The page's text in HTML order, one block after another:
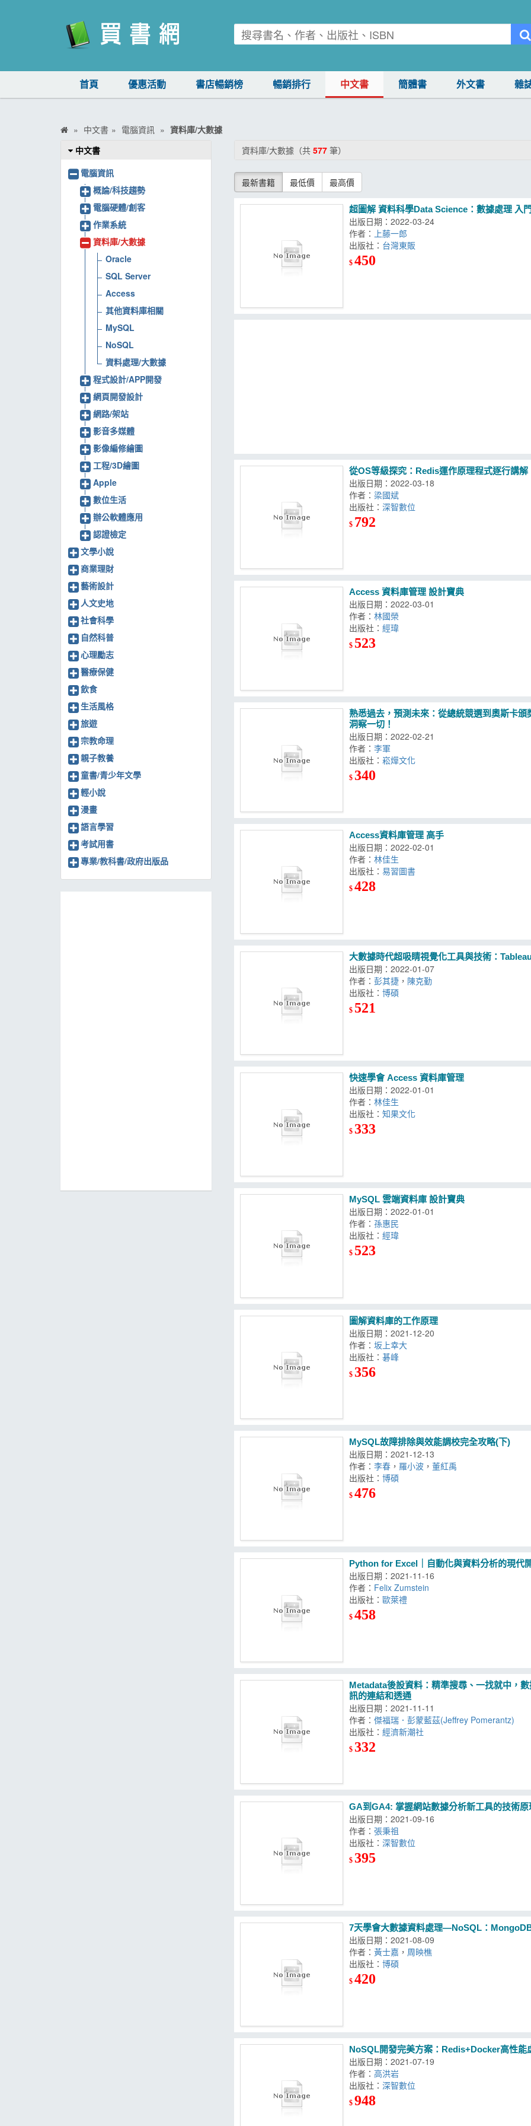
首頁 優惠活動 書店暢銷榜 暢銷排行 中文書 簡體書 外文書 雜
中文書 電腦資訊
資料庫/大數據
資料庫/大數據（共 577筆）
最新書籍 最低價 最高價
超圖解 資料科學Data Science：數據處理 入
出版日期：2022-03-24
作者： 上藤一郎
出版社：
$450
從OS等級探究：Redis運作原理程式逐行講解
出版日期：2022-03-18
作者：梁國斌
出版社：
$ 792
Access 資料庫管理 設計寶典
出版日期：2022-03-01
作者：林國榮
出版社：
$ 523
熟悉過去，預測未來：從總統競選到奧斯卡
洞察一切！
出版日期：2022-02-21
作者：李軍
出版社：
$ 340
Access資料庫管理 高手
出版日期：2022-02-01
作者：林佳生
出版社：
$428
大數據時代超吸睛視覺化工具與技術：
出版日期：2022-01-07
作者：彭其捷 ， 陳克勤
出版社：
$ 521
快速學會 Access 資料庫管理
出版日期：2022-01-01
作者：林佳生
出版社：
$ 333
MySQL 雲端資料庫 設計寶典
出版日期：2022-01-01
作者：孫惠民
出版社：
$ 523
圖解資料庫的工作原理
出版日期：2021-12-20
作者：坂上幸大
出版社：
$ 356
MySQL故障排除與效能調校完全攻略(下)
出版日期：2021-12-13
作者：李春 ， 羅小波 ，董紅禹
出版社：
$476
Python for Excel｜自動化與資料分析的現代
出版日期：2021-11-16
作者： Felix Zumstein
出版社：
$458
Metadata後設資料：精準搜尋、一找就中，
訊的連結和透通
出版日期：2021-11-11
作者：傑福瑞．彭蒙藍茲(Jeffrey Pomerantz)
出版社：
$ 332
GA到GA4: 掌握網站數據分析新工具的技術
出版日期：2021-09-16
作者：張秉祖
出版社：
$ 395
7天學會大數據資料處理—NoSQL：
出版日期：2021-08-09
作者：黃士嘉 ， 周映樵
出版社：
$420
NoSQL開發完美方案：Redis+Docker高性能
出版日期：2021-07-19
作者：高洪岩
出版社：
$ 948
中文書
電腦資訊
概論/科技趨勢
電腦硬體/創客
作業系統
資料庫/大數據
Oracle
SQL Server
Access
其他資料庫相關
MySQL
NoSQL
資料處理/大數據
程式設計/APP開發
網頁開發設計
網路/架站
影音多媒體
影像編修繪圖
工程/3D繪圖
Apple
數位生活
辦公軟體應用
認證檢定
文學小說
商業理財
藝術設計
人文史地
社會科學
自然科普
心理勵志
醫療保健
飲食
生活風格
旅遊
宗教命理
親子教養
童書/青少年文學
輕小說
漫畫
語言學習
考試用書
專業/教科書/政府出版品